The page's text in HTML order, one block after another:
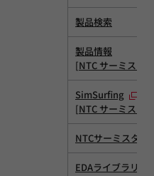
製品検索
製品情報
[NTC サーミスタ
SimSurfing
[NTC サーミスタ
NTCサーミスタ品
EDAライブラリ